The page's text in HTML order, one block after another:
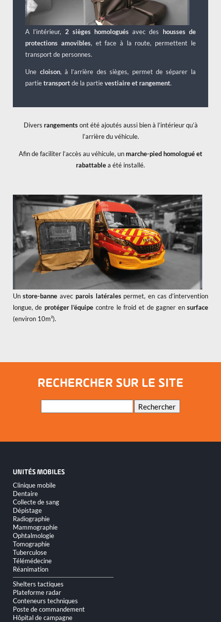
A l’intérieur, 2 sièges homologués avec des housses de
protections amovibles, et face à la route, permettent le
transport de personnes.
Une cloison, à l’arrière des sièges, permet de séparer la
partietransportde la partievestiaireet rangement.
Divers rangementsont été ajoutés aussi bien à l’intérieur qu’à
l’arrière du véhicule.
Afin de faciliter l’accès au véhicule, unmarche-pied homologué et
rabattablea été installé.
Unstore-banneavec parois latéralespermet, en cas d’intervention
longue, de protéger l’équipe contre le froid et de gagner ensurface
(environ 10m²).
RECHERCHER SUR LE SITE
Mots-
Rechercher
UNITÉS MOBILES
Aller
au
contenu
Clinique mobile
Dentaire
Collecte de sang
Dépistage
Radiographie
Mammographie
Ophtalmologie
Tomographie
Tuberculose
Télémédecine
Réanimation
Shelters tactiques
Plateforme radar
Conteneurs techniques
Poste de commandement
Hôpital de campagne